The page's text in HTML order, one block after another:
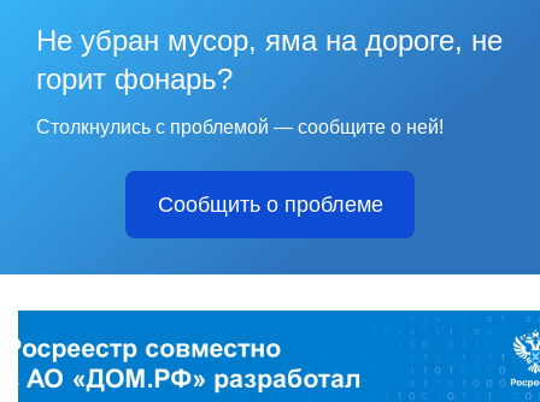
Не убран мусор, яма на дороге, не
горит фонарь?
Столкнулись с проблемой — сообщите о ней!
Сообщить о проблеме